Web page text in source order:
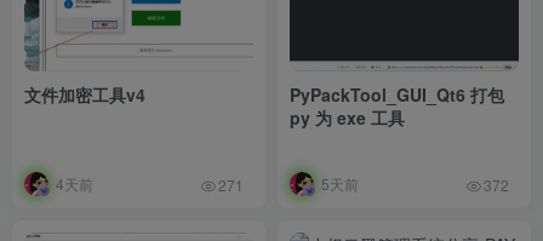
文件加密工具v4
4天前 271
PyPackTool_GUI_Qt6 打包
py 为 exe 工具
5天前 372